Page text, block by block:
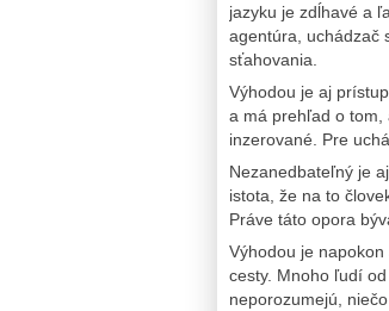
jazyku je zdĺhavé a
agentúra, uchádzač
sťahovania.
Výhodou je aj
a má prehľad o tom,
inzerované. Pre
Nezanedbateľný je
istota, že na to
Práve táto opora
Výhodou je
cesty. Mnoho ľudí
neporozumejú,